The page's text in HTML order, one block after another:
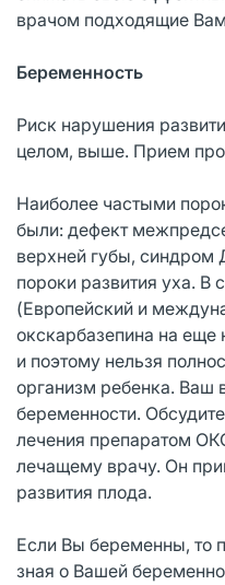
врачом подходящие
Беременность
Риск нарушения
целом, выше. Прием
Наиболее частыми
были: дефект
верхней губы, синдром
пороки развития уха. В
(Европейский и
окскарбазепина на еще
и поэтому нельзя
организм ребенка.
беременности.
лечения препаратом
лечащему врачу. Он
развития плода.
Если Вы беременны, то
зная о Вашей